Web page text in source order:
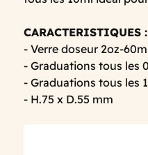
CARACTERISTIQUES :
- Verre doseur 2oz-
- Graduations tous les
- Graduations tous les
- H.75 x D.55 mm